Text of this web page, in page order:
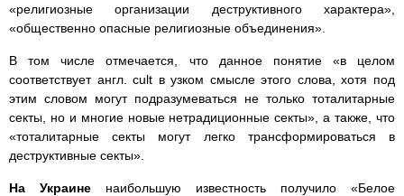
«религиозные организации деструктивного характера»,
«общественно опасные религиозные объединения».
В том числе отмечается, что данное понятие «в целом
соответствует англ. cult в узком смысле этого слова, хотя под
этим словом могут подразумеваться не только тоталитарные
секты, но и многие новые нетрадиционные секты», а также, что
«тоталитарные секты могут легко трансформироваться в
деструктивные секты».
На Украине наибольшую известность получило «Белое